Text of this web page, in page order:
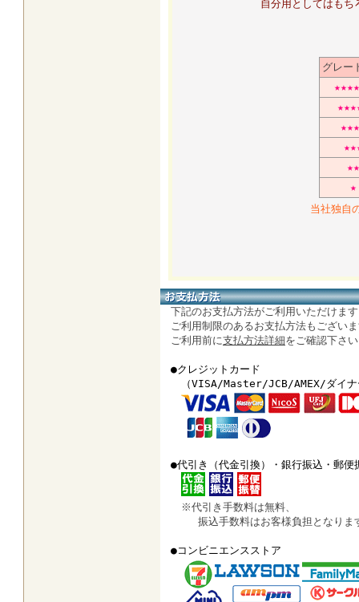
自分用としてはもち
グレー
★★
★
当社独自
下記のお支払方法がご利用いただけま
ご利用制限のあるお支払方法もござい
ご利用前に支払方法詳細をご確認下さ
●クレジットカード
（VISA/Master/JCB/AMEX/ダイナ
●代引き（代金引換）・銀行振込・郵便
※代引き手数料は無料、
振込手数料はお客様負担となりま
●コンビニエンスストア